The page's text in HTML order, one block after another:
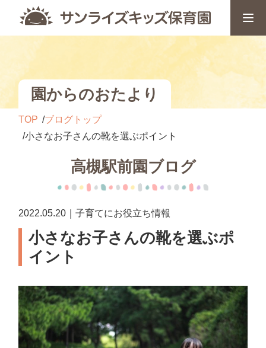
園からのおたより
TOP
ブログトップ
小さなお子さんの靴を選ぶポイント
高槻駅前園ブログ
2022.05.20｜子育てにお役立ち情報
小さなお子さんの靴を選ぶポ
イント